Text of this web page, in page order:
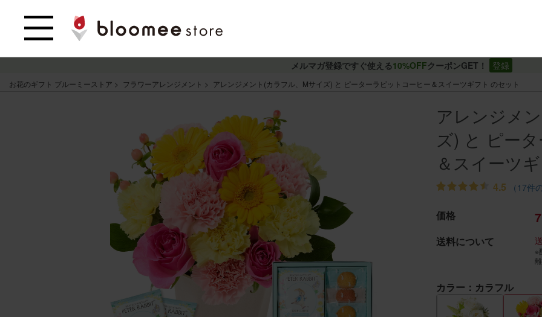
メルマガ登録ですぐ使える10%OFFクーポンGET！ 登録
お花のギフト ブルーミーストア フラワーアレンジメント アレンジメント(カラフル、Mサイズ) と ピーターラビットコーヒー＆スイーツギフト のセット
アレンジメ
ズ) と ピー
＆スイーツ
4.5 （17件
価格
送料について
※
カラー：カラフル